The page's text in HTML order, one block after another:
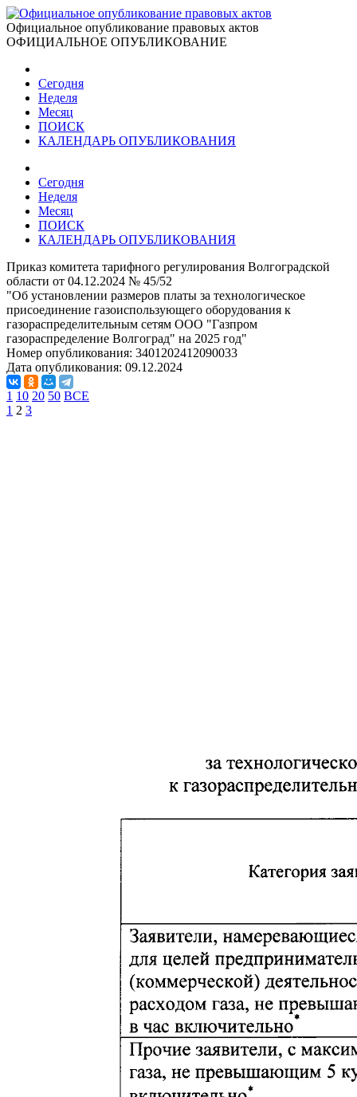
Официальное опубликование правовых актов
ОФИЦИАЛЬНОЕ ОПУБЛИКОВАНИЕ
Сегодня
Неделя
Месяц
ПОИСК
КАЛЕНДАРЬ ОПУБЛИКОВАНИЯ
Сегодня
Неделя
Месяц
ПОИСК
КАЛЕНДАРЬ ОПУБЛИКОВАНИЯ
Приказ комитета тарифного регулирования Волгоградской
области от 04.12.2024 № 45/52
"Об установлении размеров платы за технологическое
присоединение газоиспользующего оборудования к
газораспределительным сетям ООО "Газпром
газораспределение Волгоград" на 2025 год"
Номер опубликования: 3401202412090033
Дата опубликования: 09.12.2024
1 10 20 50 ВСЕ
1 2 3